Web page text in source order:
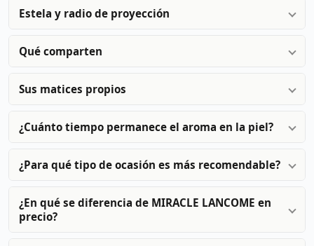
Estela y radio de proyección
Qué comparten
Sus matices propios
¿Cuánto tiempo permanece el aroma en la piel?
¿Para qué tipo de ocasión es más recomendable?
¿En qué se diferencia de MIRACLE LANCOME en
precio?